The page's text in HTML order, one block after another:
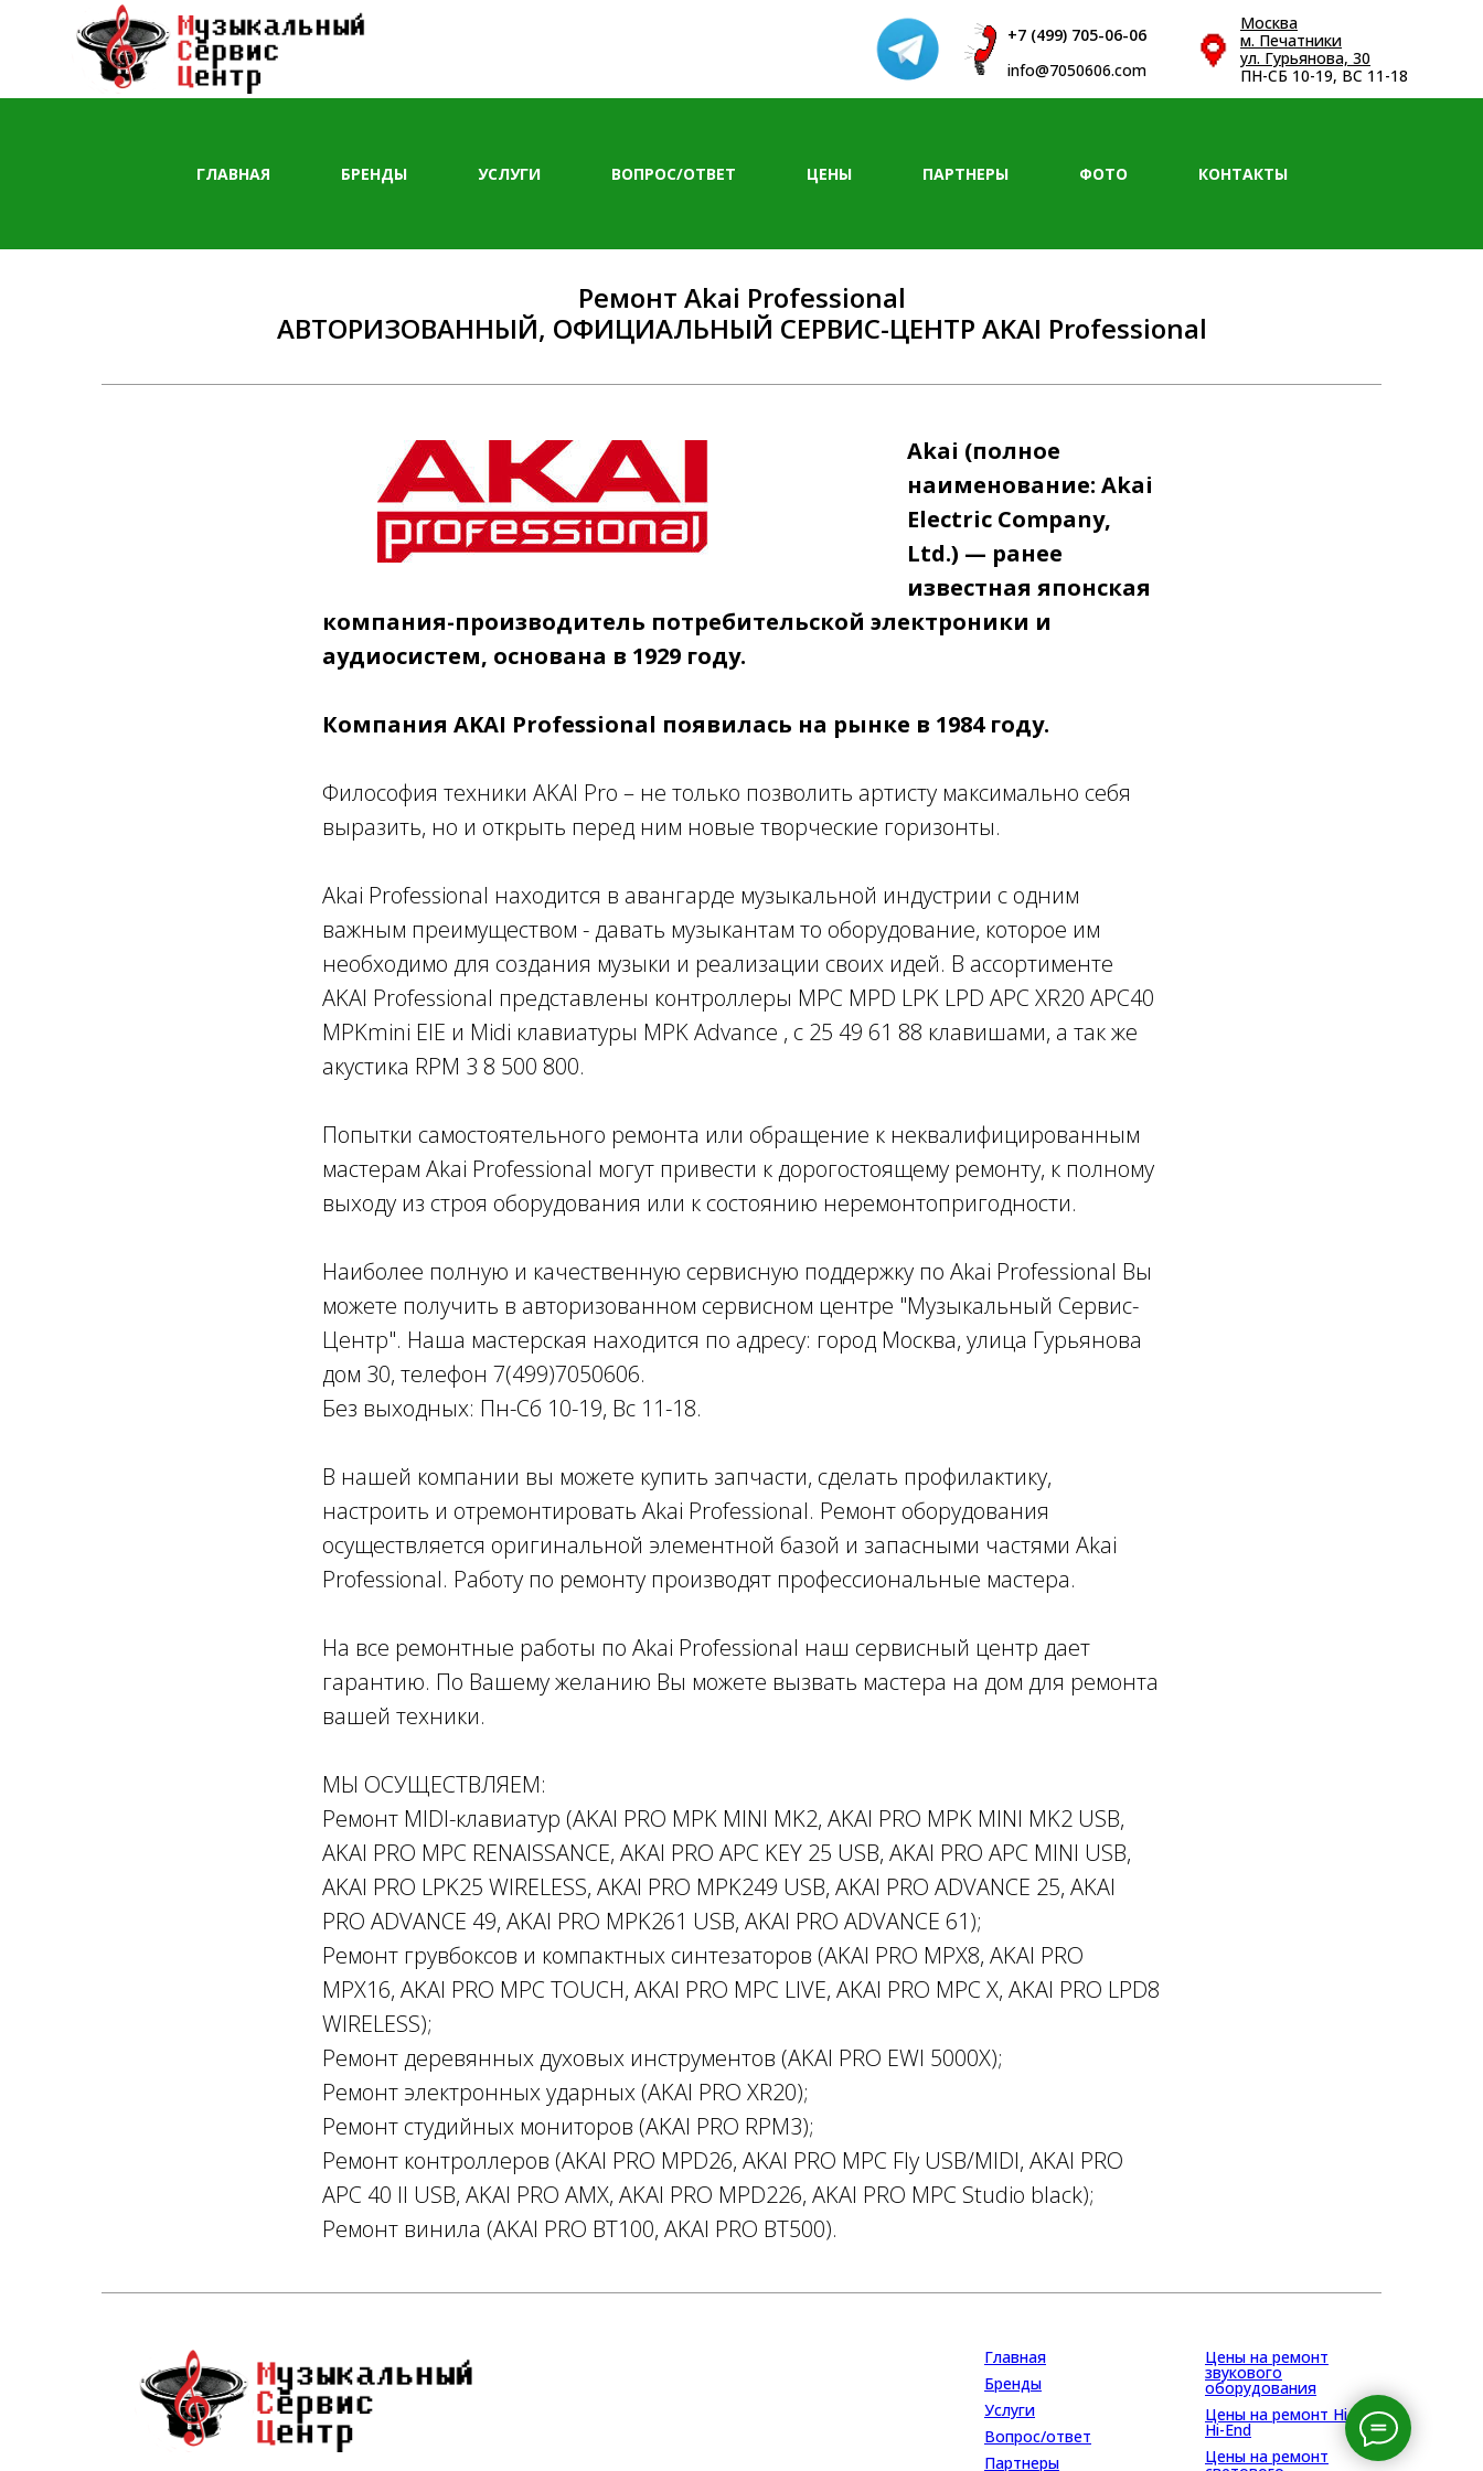
+7 (499) 705-06-06
info@7050606.com
Москва
м. Печатники
ул. Гурьянова, 30
ПН-СБ 10-19, ВС 11-18
ГЛАВНАЯ БРЕНДЫ УСЛУГИ ВОПРОС/ОТВЕТ ЦЕНЫ ПАРТНЕРЫ ФОТО КОНТАКТЫ
Ремонт Akai Professional
АВТОРИЗОВАННЫЙ, ОФИЦИАЛЬНЫЙ СЕРВИС-ЦЕНТР AKAI Professional
Akai (полное
наименование: Akai
Electric Company,
Ltd.) — ранее
известная японская
компания-производитель потребительской электроники и
аудиосистем, основана в 1929 году.
Компания AKAI Professional появилась на рынке в 1984 году.
Философия техники AKAI Pro – не только позволить артисту максимально себя
выразить, но и открыть перед ним новые творческие горизонты.
Akai Professional находится в авангарде музыкальной индустрии с одним
важным преимуществом - давать музыкантам то оборудование, которое им
необходимо для создания музыки и реализации своих идей. В ассортименте
AKAI Professional представлены контроллеры MPC MPD LPK LPD APC XR20 APC40
MPKmini EIE и Midi клавиатуры MPK Advance , с 25 49 61 88 клавишами, а так же
акустика RPM 3 8 500 800.
Попытки самостоятельного ремонта или обращение к неквалифицированным
мастерам Akai Professional могут привести к дорогостоящему ремонту, к полному
выходу из строя оборудования или к состоянию неремонтопригодности.
Наиболее полную и качественную сервисную поддержку по Akai Professional Вы
можете получить в авторизованном сервисном центре "Музыкальный Сервис-
Центр". Наша мастерская находится по адресу: город Москва, улица Гурьянова
дом 30, телефон 7(499)7050606.
Без выходных: Пн-Сб 10-19, Вс 11-18.
В нашей компании вы можете купить запчасти, сделать профилактику,
настроить и отремонтировать Akai Professional. Ремонт оборудования
осуществляется оригинальной элементной базой и запасными частями Akai
Professional. Работу по ремонту производят профессиональные мастера.
На все ремонтные работы по Akai Professional наш сервисный центр дает
гарантию. По Вашему желанию Вы можете вызвать мастера на дом для ремонта
вашей техники.
МЫ ОСУЩЕСТВЛЯЕМ:
Ремонт MIDI-клавиатур (AKAI PRO MPK MINI MK2, AKAI PRO MPK MINI MK2 USB,
AKAI PRO MPC RENAISSANCE, AKAI PRO APC KEY 25 USB, AKAI PRO APC MINI USB,
AKAI PRO LPK25 WIRELESS, AKAI PRO MPK249 USB, AKAI PRO ADVANCE 25, AKAI
PRO ADVANCE 49, AKAI PRO MPK261 USB, AKAI PRO ADVANCE 61);
Ремонт грувбоксов и компактных синтезаторов (AKAI PRO MPX8, AKAI PRO
MPX16, AKAI PRO MPC TOUCH, AKAI PRO MPC LIVE, AKAI PRO MPC X, AKAI PRO LPD8
WIRELESS);
Ремонт деревянных духовых инструментов (AKAI PRO EWI 5000X);
Ремонт электронных ударных (AKAI PRO XR20);
Ремонт студийных мониторов (AKAI PRO RPM3);
Ремонт контроллеров (AKAI PRO MPD26, AKAI PRO MPC Fly USB/MIDI, AKAI PRO
APC 40 II USB, AKAI PRO AMX, AKAI PRO MPD226, AKAI PRO MPC Studio black);
Ремонт винила (AKAI PRO BT100, AKAI PRO BT500).
Главная
Бренды
Услуги
Вопрос/ответ
Партнеры
Цены на ремонт
звукового
оборудования
Цены на ремонт Hi-Fi,
Hi-End
Цены на ремонт